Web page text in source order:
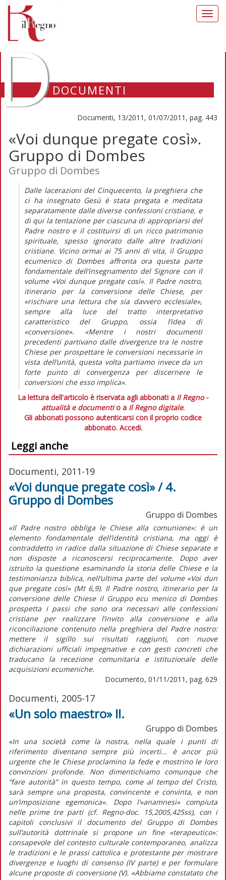
DOCUMENTI
Documenti, 13/2011, 01/07/2011, pag. 443
«Voi dunque pregate così».
Gruppo di Dombes
Gruppo di Dombes
Dalle lacerazioni del Cinquecento, la preghiera che
ci ha insegnato Gesù è stata pregata e meditata
separatamente dalle diverse confessioni cristiane, e
di qui la tentazione per ciascuna di appropriarsi del
Padre nostro e il costituirsi di un ricco patrimonio
spirituale, spesso ignorato dalle altre tradizioni
cristiane. Vicino ormai ai 75 anni di vita, il Gruppo
ecumenico di Dombes affronta ora questa parte
fondamentale dell’insegnamento del Signore con il
volume «Voi dunque pregate così». Il Padre nostro,
itinerario per la conversione delle Chiese, per
«rischiare una lettura che sia davvero ecclesiale»,
sempre alla luce del tratto interpretativo
caratteristico del Gruppo, ossia l’idea di
«conversione». «Mentre i nostri documenti
precedenti partivano dalle divergenze tra le nostre
Chiese per prospettare le conversioni necessarie in
vista dell’unità, questa volta partiamo invece da un
forte punto di convergenza per discernere le
conversioni che esso implica».
La lettura dell'articolo è riservata agli abbonati a Il Regno -
attualità e documentio a Il Regno digitale.
Gli abbonati possono autenticarsi con il proprio codice
abbonato. Accedi.
Leggi anche
Documenti, 2011-19
«Voi dunque pregate così» / 4.
Gruppo di Dombes
Gruppo di Dombes
«Il Padre nostro obbliga le Chiese alla comunione»: è un
elemento fondamentale dell’identità cristiana, ma oggi è
contraddetto in radice dalla situazione di Chiese separate e
non disposte a riconoscersi reciprocamente. Dopo aver
istruito la questione esaminando la storia delle Chiese e la
testimonianza biblica, nell’ultima parte del volume «Voi dun
que pregate così» (Mt 6,9). Il Padre nostro, itinerario per la
conversione delle Chiese il Gruppo ecu menico di Dombes
prospetta i passi che sono ora necessari alle confessioni
cristiane per realizzare l’invito alla conversione e alla
riconciliazione contenuto nella preghiera del Padre nostro:
mettere il sigillo sui risultati raggiunti, con nuove
dichiarazioni ufficiali impegnative e con gesti concreti che
traducano la recezione comunitaria e istituzionale delle
acquisizioni ecumeniche.
Documento, 01/11/2011, pag. 629
Documenti, 2005-17
«Un solo maestro» II.
Gruppo di Dombes
«In una società come la nostra, nella quale i punti di
riferimento diventano sempre più incerti... è ancor più
urgente che le Chiese proclamino la fede e mostrino le loro
convinzioni profonde. Non dimentichiamo comunque che
“fare autorità” in questo tempo, come al tempo del Cristo,
sarà sempre una proposta, convincente e convinta, e non
un’imposizione egemonica». Dopo l’«anamnesi» compiuta
nelle prime tre parti (cf. Regno-doc. 15,2005,425ss), con i
capitoli conclusivi il documento del Gruppo di Dombes
sull’autorità dottrinale si propone un fine «terapeutico»:
consapevole del contesto culturale contemporaneo, analizza
le tradizioni e le prassi cattolica e protestante per mostrare
divergenze e luoghi di consenso (IV parte) e per formulare
alcune proposte di conversione (V). «Abbiamo constatato che